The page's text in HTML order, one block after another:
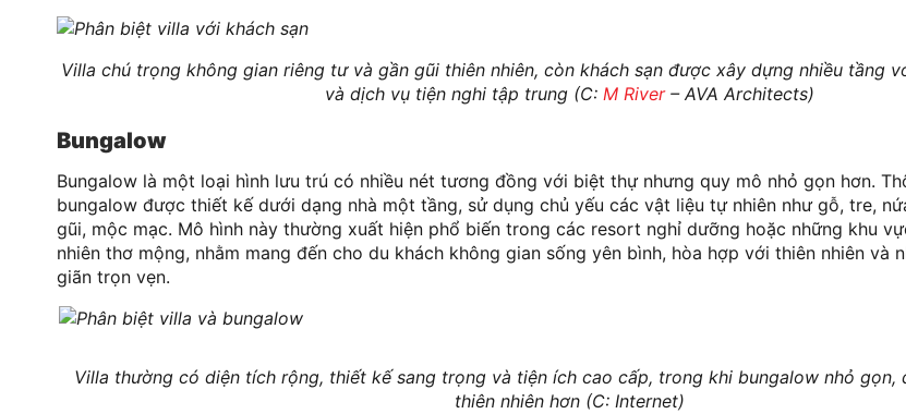
Villa chú trọng không gian riêng tư và gần gũi thiên nhiên, còn khách sạn được xây dựng nhiều tầng
và dịch vụ tiện nghi tập trung (C: M River– AVA Architects)
Bungalow
Bungalow là một loại hình lưu trú có nhiều nét tương đồng với biệt thự nhưng quy mô nhỏ gọn hơn.
bungalow được thiết kế dưới dạng nhà một tầng, sử dụng chủ yếu các vật liệu tự nhiên như gỗ, tre,
gũi, mộc mạc. Mô hình này thường xuất hiện phổ biến trong các resort nghỉ dưỡng hoặc những khu
nhiên thơ mộng, nhằm mang đến cho du khách không gian sống yên bình, hòa hợp với thiên nhiên và
giãn trọn vẹn.
Villa thường có diện tích rộng, thiết kế sang trọng và tiện ích cao cấp, trong khi bungalow nhỏ gọn,
thiên nhiên hơn (C: Internet)